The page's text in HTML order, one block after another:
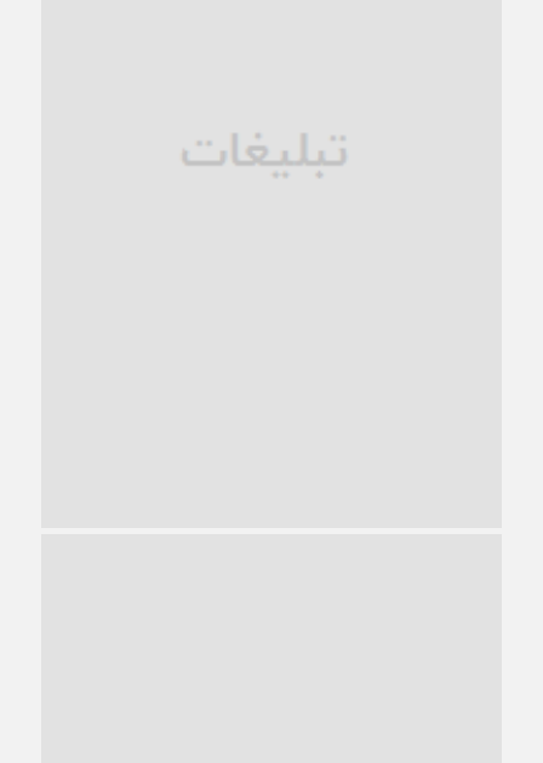
ترجیح عقلانیت ایرانی بر دیدگاه‌های آخرالزمانی